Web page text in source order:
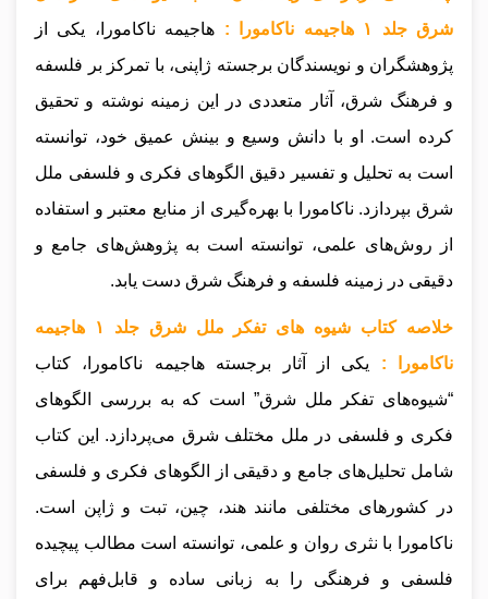
شرق جلد ۱ هاجیمه ناکامورا :
هاجیمه ناکامورا، یکی از
پژوهشگران و نویسندگان برجسته ژاپنی، با تمرکز بر فلسفه
و فرهنگ شرق، آثار متعددی در این زمینه نوشته و تحقیق
کرده است. او با دانش وسیع و بینش عمیق خود، توانسته
است به تحلیل و تفسیر دقیق الگوهای فکری و فلسفی ملل
شرق بپردازد. ناکامورا با بهره‌گیری از منابع معتبر و استفاده
از روش‌های علمی، توانسته است به پژوهش‌های جامع و
دقیقی در زمینه فلسفه و فرهنگ شرق دست یابد.
خلاصه کتاب شیوه های تفکر ملل شرق جلد ۱ هاجیمه
ناکامورا : یکی از آثار برجسته هاجیمه ناکامورا، کتاب
“شیوه‌های تفکر ملل شرق” است که به بررسی الگوهای
فکری و فلسفی در ملل مختلف شرق می‌پردازد. این کتاب
شامل تحلیل‌های جامع و دقیقی از الگوهای فکری و فلسفی
در کشورهای مختلفی مانند هند، چین، تبت و ژاپن است.
ناکامورا با نثری روان و علمی، توانسته است مطالب پیچیده
فلسفی و فرهنگی را به زبانی ساده و قابل‌فهم برای